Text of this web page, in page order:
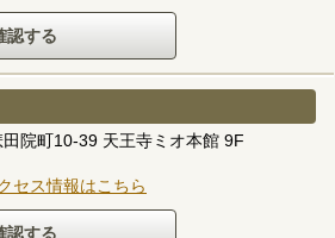
院町10-39 天王寺ミオ本館 9F
セス情報はこちら